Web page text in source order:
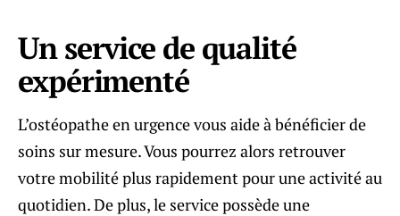
Un service de qualité
expérimenté
L’ostéopathe en urgence vous aide à bénéficier de
soins sur mesure. Vous pourrez alors retrouver
votre mobilité plus rapidement pour une activité au
quotidien. De plus, le service possède une